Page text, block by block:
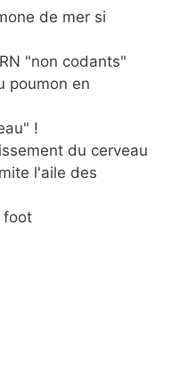
de mer si
"non codants"
poumon en
!
du cerveau
l'aile des
foot